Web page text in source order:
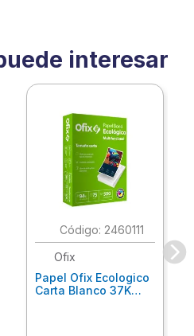
interesar
: 2460111
Ofix
Papel Ofix Ecologico
Carta Blanco 37K